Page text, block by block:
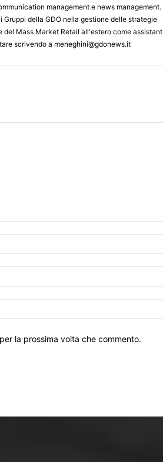
management e news management.
della GDO nella gestione delle strategie
Mass Market Retail all'estero come assistant
scrivendo a meneghini@gdonews.it
la prossima volta che commento.